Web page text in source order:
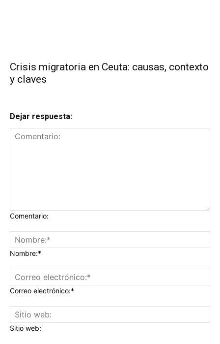
Crisis migratoria en Ceuta: causas, contexto
y claves
Dejar respuesta:
Comentario:
Nombre:*
Correo electrónico:*
Sitio web: